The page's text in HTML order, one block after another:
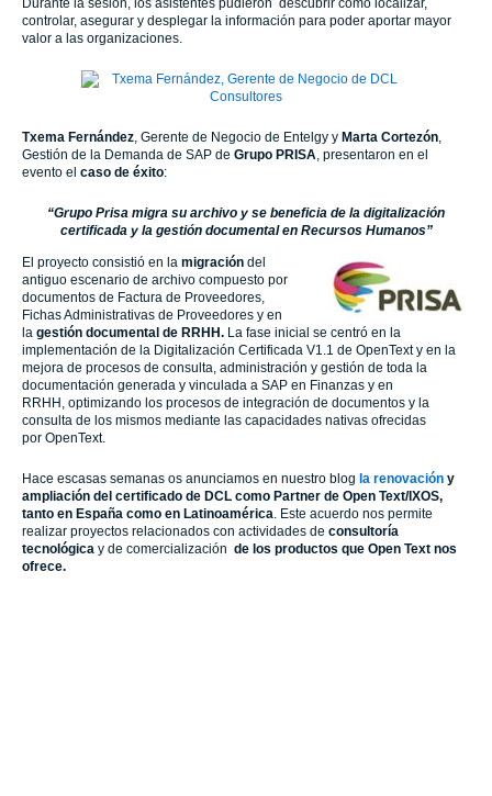
controlar, asegurar y desplegar la información para poder aportar mayor
valor a las organizaciones.
Txema Fernández , Gerente de Negocio de Entelgy y Marta Cortezón
Gestión de la Demanda de SAP de Grupo PRISA , presentaron en el
evento el caso de éxito:
“Grupo Prisa migra su archivo y se beneficia de la digitalización
certificada y la gestión documental en Recursos Humanos”
El proyecto consistió en la migración del
antiguo escenario de archivo compuesto por
documentos de Factura de Proveedores,
Fichas Administrativas de Proveedores y en
la gestión documental de RRHH. La fase inicial se centró en la
implementación de la Digitalización Certificada V1.1 de OpenText y en la
mejora de procesos de consulta, administración y gestión de toda la
documentación generada y vinculada a SAP en Finanzas y en
RRHH, optimizando los procesos de integración de documentos y la
consulta de los mismos mediante las capacidades nativas ofrecidas
por OpenText.
Hace escasas semanas os anunciamos en nuestro blog la renovación y
ampliación del certificado de DCL como Partner de Open Text/IXOS,
tanto en España como en Latinoamérica. Este acuerdo nos permite
realizar proyectos relacionados con actividades de consultoría
tecnológica y de comercialización de los productos que Open Text nos
ofrece.